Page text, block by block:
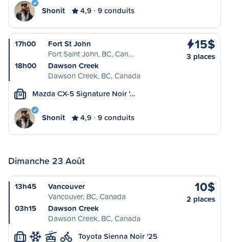
Shonit 4,9 9 conduits
17h00
Fort St John
Fort Saint John, BC, Can…
18h00
Dawson Creek
Dawson Creek, BC, Canada
15$
3 places
M Mazda CX-5 Signature Noir '…
Shonit 4,9 9 conduits
Dimanche 23 Août
13h45
Vancouver
Vancouver, BC, Canada
03h15
Dawson Creek
Dawson Creek, BC, Canada
10$
2 places
L Toyota Sienna Noir '25